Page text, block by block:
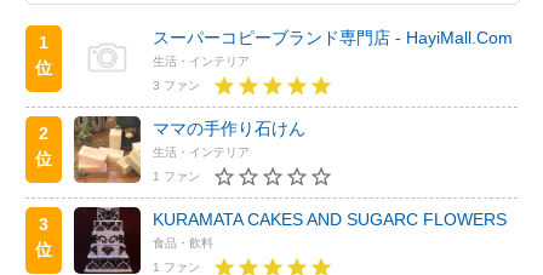
1
位
スーパーコピーブランド専門店 - HayiMall.Com
生活・インテリア
3 ファン
2
位
ママの手作り石けん
生活・インテリア
1 ファン
3
位
KURAMATA CAKES AND SUGARC FLOWERS
食品・飲料
1 ファン